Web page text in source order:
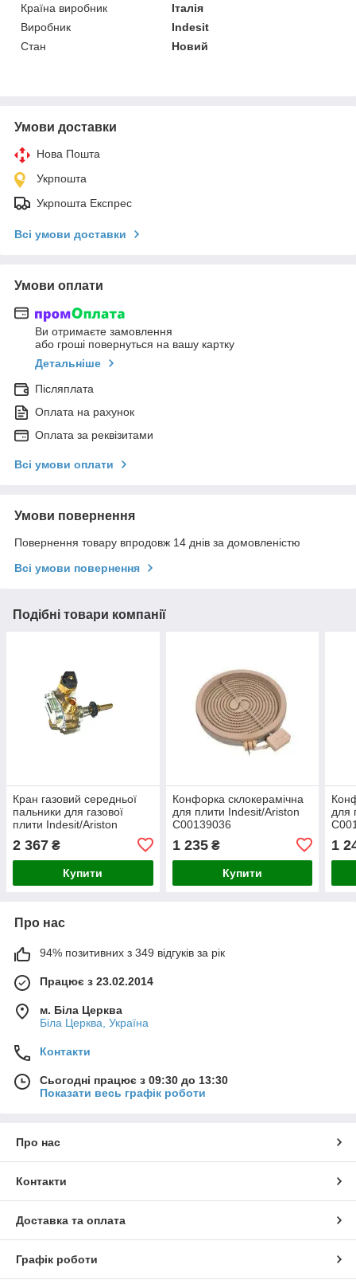
Країна виробник
Італія
Виробник
Indesit
Стан
Новий
Умови доставки
Нова Пошта
Укрпошта
Укрпошта Експрес
Всі умови доставки
Умови оплати
Ви отримаєте замовлення
або гроші повернуться на вашу картку
Детальніше
Післяплата
Оплата на рахунок
Оплата за реквізитами
Всі умови оплати
Умови повернення
Повернення товару впродовж 14 днів за домовленістю
Всі умови повернення
Подібні товари компанії
Кран газовий середньої
пальники для газової
плити Indesit/Ariston
2 367 ₴
Купити
Конфорка склокерамічна
для плити Indesit/Ariston
C00139036
(482000022931,D=200mm/
1 235₴
Купити
для
1
Про нас
94% позитивних з 349 відгуків за рік
Працює з 23.02.2014
м. Біла Церква
Біла Церква, Україна
Контакти
Сьогодні працює з 09:30 до 13:30
Показати весь графік роботи
Про нас
Контакти
Доставка та оплата
Графік роботи